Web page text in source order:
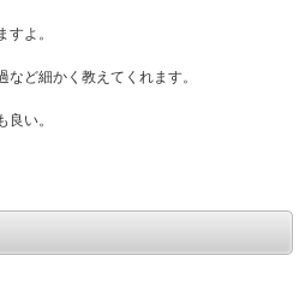
すよ。
ど細かく教えてくれます。
い。